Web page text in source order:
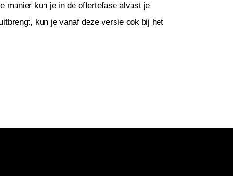
manier kun je in de offertefase alvast je
kun je vanaf deze versie ook bij het